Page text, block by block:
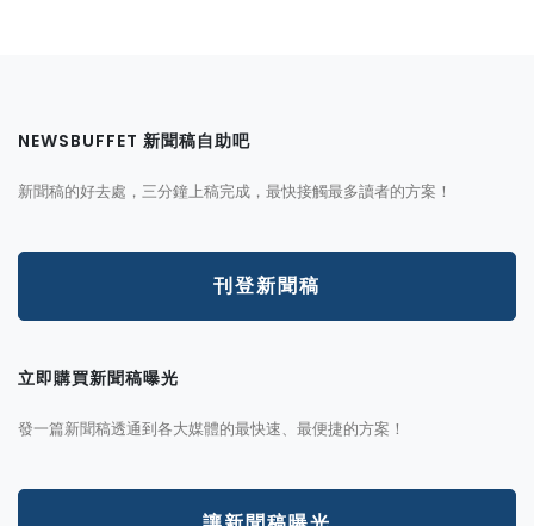
NEWSBUFFET 新聞稿自助吧
新聞稿的好去處，三分鐘上稿完成，最快接觸最多讀者的方案！
刊登新聞稿
立即購買新聞稿曝光
發一篇新聞稿透通到各大媒體的最快速、最便捷的方案！